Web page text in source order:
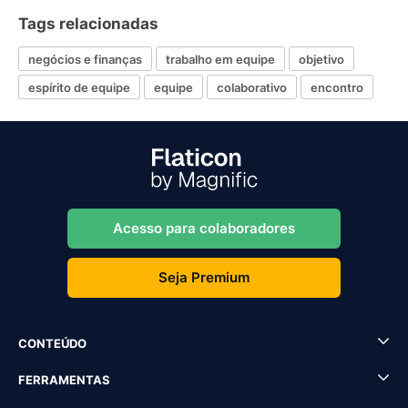
Tags relacionadas
negócios e finanças trabalho em equipe
objetivo
espírito de equipe
equipe colaborativo encontro
Acesso para colaboradores
Seja Premium
CONTEÚDO
FERRAMENTAS